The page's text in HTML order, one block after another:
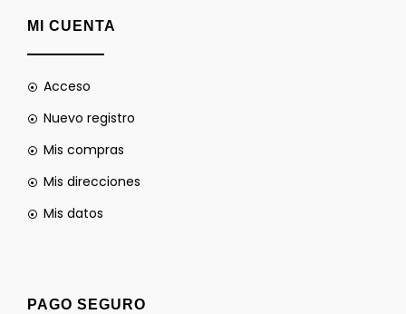
MI CUENTA
Acceso
Nuevo registro
Mis compras
Mis direcciones
Mis datos
PAGO SEGURO